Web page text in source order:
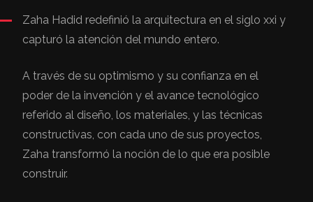
Zaha Hadid redefinió la arquitectura en el siglo xxi y
capturó la atención del mundo entero.
A través de su optimismo y su confianza en el
poder de la invención y el avance tecnológico
referido al diseño, los materiales, y las técnicas
constructivas, con cada uno de sus proyectos,
Zaha transformó la noción de lo que era posible
construir.